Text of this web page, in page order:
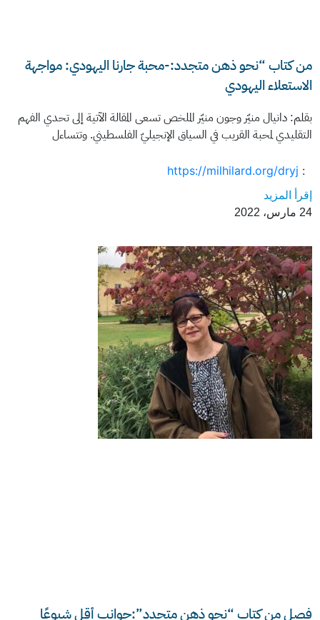
من كتاب “نحو ذهن متجدد:-محبة جارنا اليهودي: مواجهة
الاستعلاء اليهودي
بقلم: دانيال منيّر وجون منيّر الملخص تسعى المقالة الآتية إلى تحدي الفهم
التقليدي لمحبة القريب في السياق الإنجيليّ الفلسطيني. وتتساءل
:
https://milhilard.org/dryj
إقرأ المزيد
24 مارس، 2022
فصل من كتاب “نحو ذهن متجدد”:جوانب أقل شيوعًا